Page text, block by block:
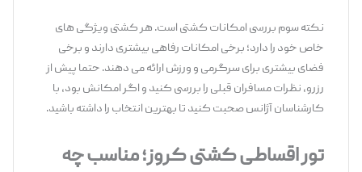
نکته سوم بررسی امکانات کشتی است. هر کشتی ویژگی ‌های
خاص خود را دارد؛ برخی امکانات رفاهی بیشتری دارند و برخی
فضای بیشتری برای سرگرمی و ورزش ارائه می‌ دهند. حتما پیش از
رزرو، نظرات مسافران قبلی را بررسی کنید و اگر امکانش بود، با
کارشناسان آژانس صحبت کنید تا بهترین انتخاب را داشته باشید.
تور اقساطی کشتی کروز؛ مناسب چه